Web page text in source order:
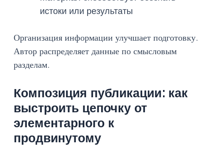
истоки или результаты
Организация информации улучшает подготовку.
Автор распределяет данные по смысловым
разделам.
Композиция публикации: как
выстроить цепочку от
элементарного к
продвинутому